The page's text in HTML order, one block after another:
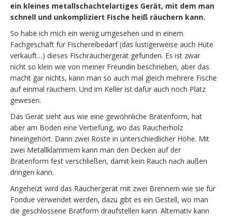
ein kleines metallschachtelartiges Gerät, mit dem man
schnell und unkompliziert Fische heiß räuchern kann.
So habe ich mich ein wenig umgesehen und in einem
Fachgeschäft für Fischereibedarf (das lustigerweise auch Hüte
verkauft…) dieses Fischräuchergerät gefunden. Es ist zwar
nicht so klein wie von meiner Freundin beschrieben, aber das
macht gar nichts, kann man so auch mal gleich mehrere Fische
auf einmal räuchern. Und im Keller ist dafür auch noch Platz
gewesen.
Das Gerät sieht aus wie eine gewöhnliche Bratenform, hat
aber am Boden eine Vertiefung, wo das Räucherholz
hineingehört. Dann zwei Roste in unterschiedlicher Höhe. Mit
zwei Metallklammern kann man den Decken auf der
Bratenform fest verschließen, damit kein Rauch nach außen
dringen kann.
Angeheizt wird das Räuchergerät mit zwei Brennern wie sie für
Fondue verwendet werden, dazu gibt es ein Gestell, wo man
die geschlossene Bratform draufstellen kann. Alternativ kann